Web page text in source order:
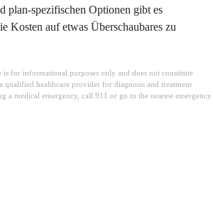
plan-spezifischen Optionen gibt es
Kosten auf etwas Überschaubares zu
is for informational purposes only and does not constitute
qualified healthcare provider for diagnosis and treatment
a medical emergency, call 911 or go to the nearest emergency